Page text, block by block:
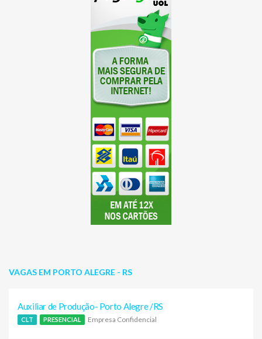
VAGAS EM PORTO ALEGRE - RS
Auxiliar de Produção- Porto Alegre /RS
CLT PRESENCIAL Empresa Confidencial